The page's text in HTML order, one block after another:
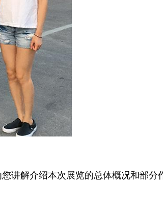
讲解介绍本次展览的总体概况和部分